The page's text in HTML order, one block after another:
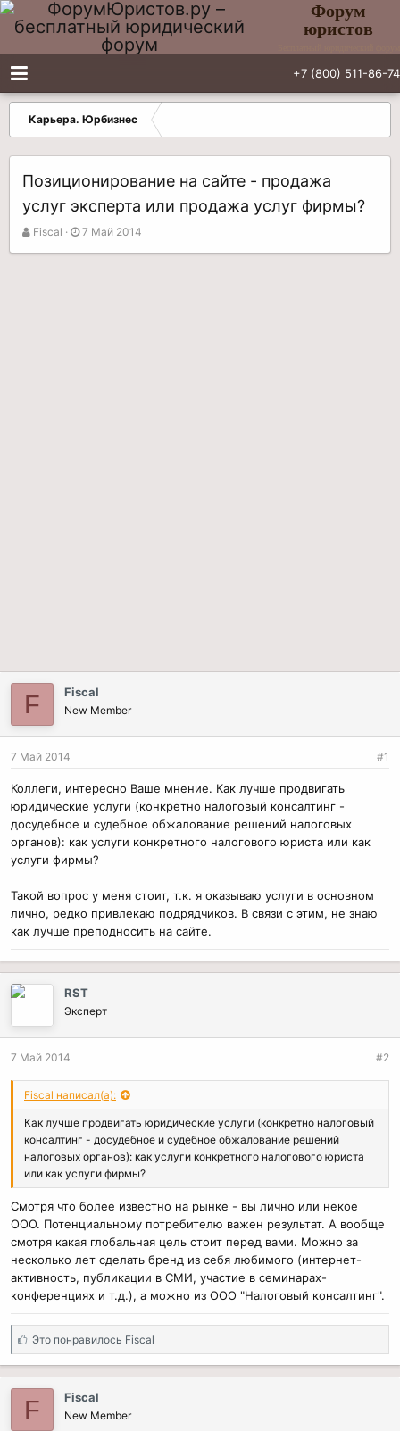
Форум
юристов
+7 (800) 511-86-74
Карьера. Юрбизнес
Позиционирование на сайте - продажа
услуг эксперта или продажа услуг фирмы?
А
Fiscal
Д
7 Май 2014
F Fiscal
New Member
7 Май 2014 #1
Коллеги, интересно Ваше мнение. Как лучше продвигать
юридические услуги (конкретно налоговый консалтинг -
досудебное и судебное обжалование решений налоговых
органов): как услуги конкретного налогового юриста или как
услуги фирмы?
Такой вопрос у меня стоит, т.к. я оказываю услуги в основном
лично, редко привлекаю подрядчиков. В связи с этим, не знаю
как лучше преподносить на сайте.
RST
Эксперт
7 Май 2014 #2
Fiscal написал(а):
Как лучше продвигать юридические услуги (конкретно налоговый
консалтинг - досудебное и судебное обжалование решений
налоговых органов): как услуги конкретного налогового юриста
или как услуги фирмы?
Смотря что более известно на рынке - вы лично или некое
ООО. Потенциальному потребителю важен результат. А вообще
смотря какая глобальная цель стоит перед вами. Можно за
несколько лет сделать бренд из себя любимого (интернет-
активность, публикации в СМИ, участие в семинарах-
конференциях и т.д.), а можно из ООО "Налоговый консалтинг".
С
и
п
а
Это понравилось Fiscal
F Fiscal
New Member